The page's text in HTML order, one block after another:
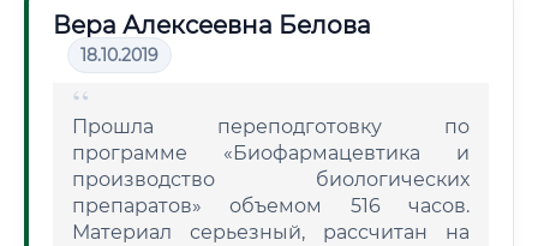
Вера Алексеевна Белова
18.10.2019
Прошла переподготовку по
программе «Биофармацевтика и
производство биологических
препаратов» объемом 516 часов.
Материал серьезный, рассчитан на